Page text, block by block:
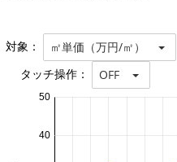
対象： ㎡単価（万円/㎡）
タッチ操作： OFF
40
50